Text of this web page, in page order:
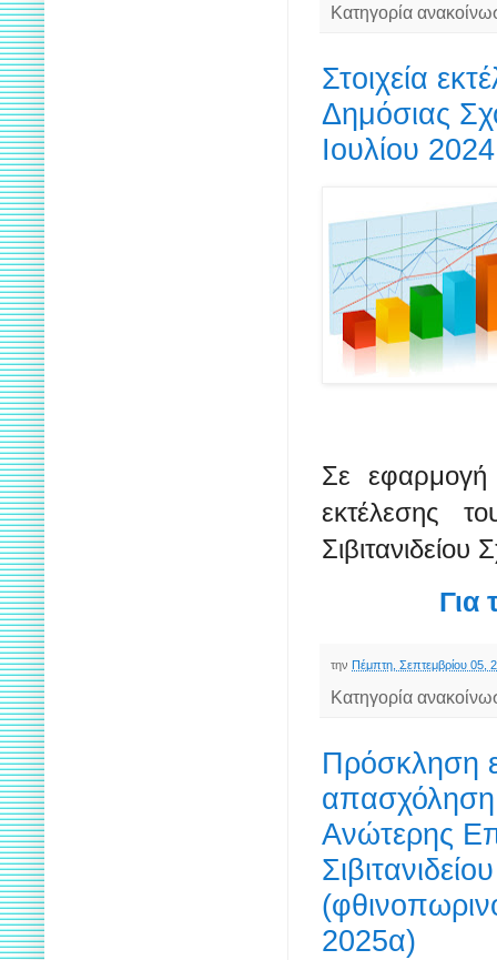
Κατηγορία
Στοιχεία
Δημόσιας
Ιουλίου 2024
Σε εφαρμογή
εκτέλεσης
Για
την Πέμπτη, Σεπτεμβρίου 05,
Κατηγορία
Πρόσκληση
απασχόληση
Ανώτερης
2025α)